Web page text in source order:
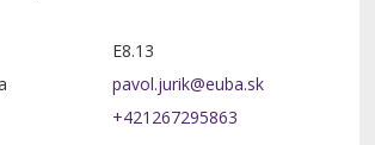
E8.13
+421267295863